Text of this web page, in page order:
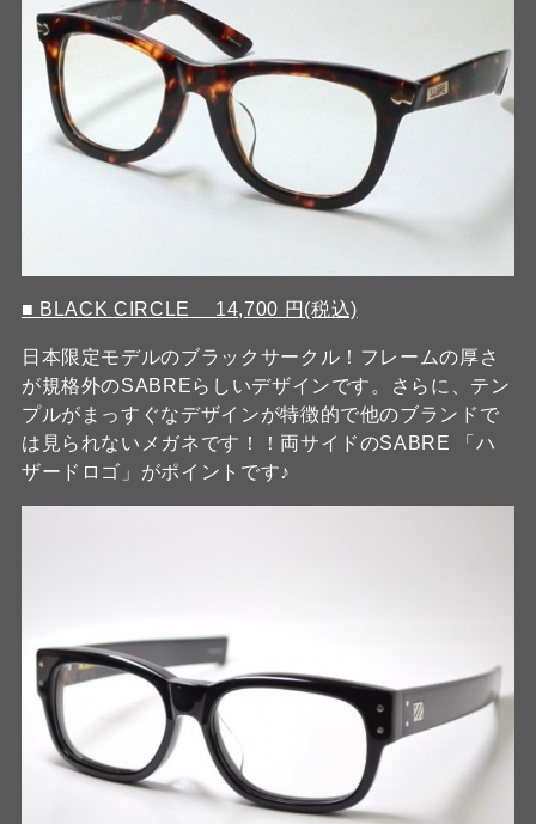
■ BLACK CIRCLE 14,700 円(税込)
日本限定モデルのブラックサークル！フレームの厚さ
が規格外のSABREらしいデザインです。さらに、テン
プルがまっすぐなデザインが特徴的で他のブランドで
は見られないメガネです！！両サイドのSABRE 「ハ
ザードロゴ」がポイントです♪